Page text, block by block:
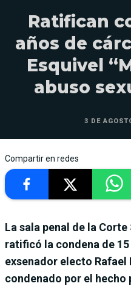
Ratifican
años de
Esquivel
abuso
3 DE
Compartir en redes
La sala penal de la
ratificó la condena de 15
exsenador electo Rafael
condenado por el hecho